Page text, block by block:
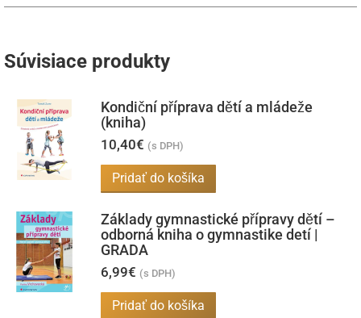
Súvisiace produkty
Kondiční příprava dětí a mládeže
(kniha)
10,40€ (s DPH)
Pridať do košíka
Základy gymnastické přípravy dětí –
odborná kniha o gymnastike detí |
GRADA
6,99€ (s DPH)
Pridať do košíka